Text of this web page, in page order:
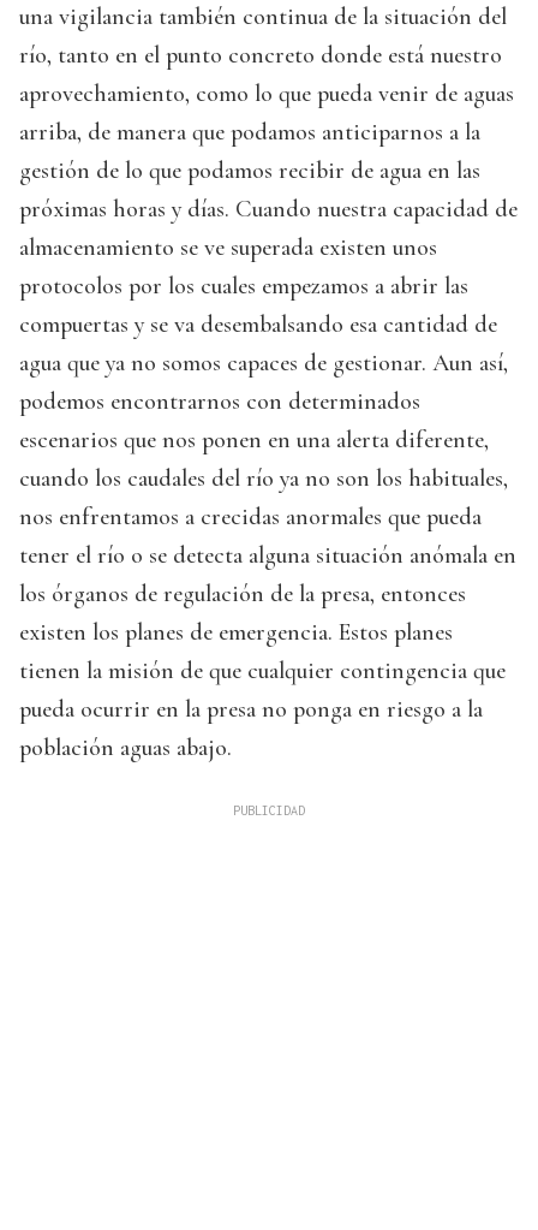
una vigilancia también continua de la situación del
río, tanto en el punto concreto donde está nuestro
aprovechamiento, como lo que pueda venir de aguas
arriba, de manera que podamos anticiparnos a la
gestión de lo que podamos recibir de agua en las
próximas horas y días. Cuando nuestra capacidad de
almacenamiento se ve superada existen unos
protocolos por los cuales empezamos a abrir las
compuertas y se va desembalsando esa cantidad de
agua que ya no somos capaces de gestionar. Aun así,
podemos encontrarnos con determinados
escenarios que nos ponen en una alerta diferente,
cuando los caudales del río ya no son los habituales,
nos enfrentamos a crecidas anormales que pueda
tener el río o se detecta alguna situación anómala en
los órganos de regulación de la presa, entonces
existen los planes de emergencia. Estos planes
tienen la misión de que cualquier contingencia que
pueda ocurrir en la presa no ponga en riesgo a la
población aguas abajo.